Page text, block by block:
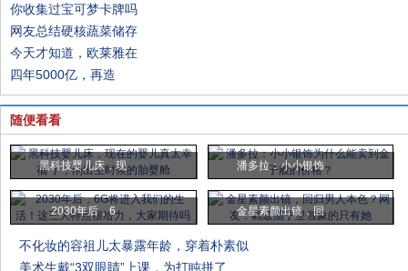
你收集过宝可梦卡牌吗
网友总结硬核蔬菜储存
今天才知道，欧莱雅在
四年5000亿，再造
随便看看
黑科技婴儿床，现 潘多拉：小小银饰
2030年后，6 金星素颜出镜，回
不化妆的容祖儿太暴露年龄，穿着朴素似
美术生戴“3双眼睛”上课，为打盹拼了